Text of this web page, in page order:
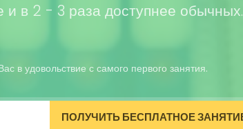
в 2 - 3 раза доступнее обычных.
в удовольствие с самого первого занятия.